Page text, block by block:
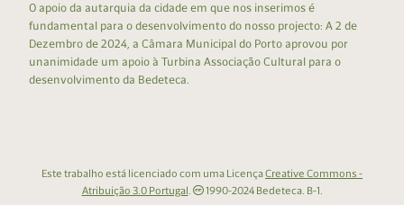
O apoio da autarquia da cidade em que nos inserimos é
fundamental para o desenvolvimento do nosso projecto: A 2 de
Dezembro de 2024, a Câmara Municipal do Porto aprovou por
unanimidade um apoio à Turbina Associação Cultural para o
desenvolvimento da Bedeteca.
Este trabalho está licenciado com uma LicençaCreative Commons -
Atribuição 3.0 Portugal. 1990-2024 Bedeteca. B-1.